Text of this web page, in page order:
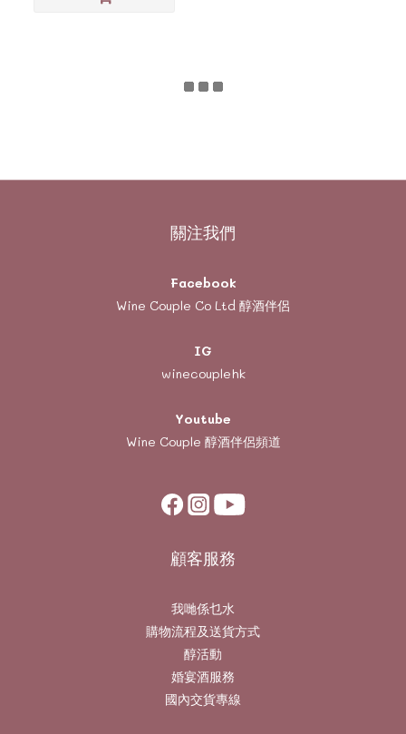
關注我們
Facebook
Wine Couple Co Ltd 醇酒伴侶
IG
winecouplehk
Youtube
Wine Couple 醇酒伴侶頻道
顧客服務
我哋係乜水
購物流程及送貨方式
醇活動
婚宴酒服務
國內交貨專線